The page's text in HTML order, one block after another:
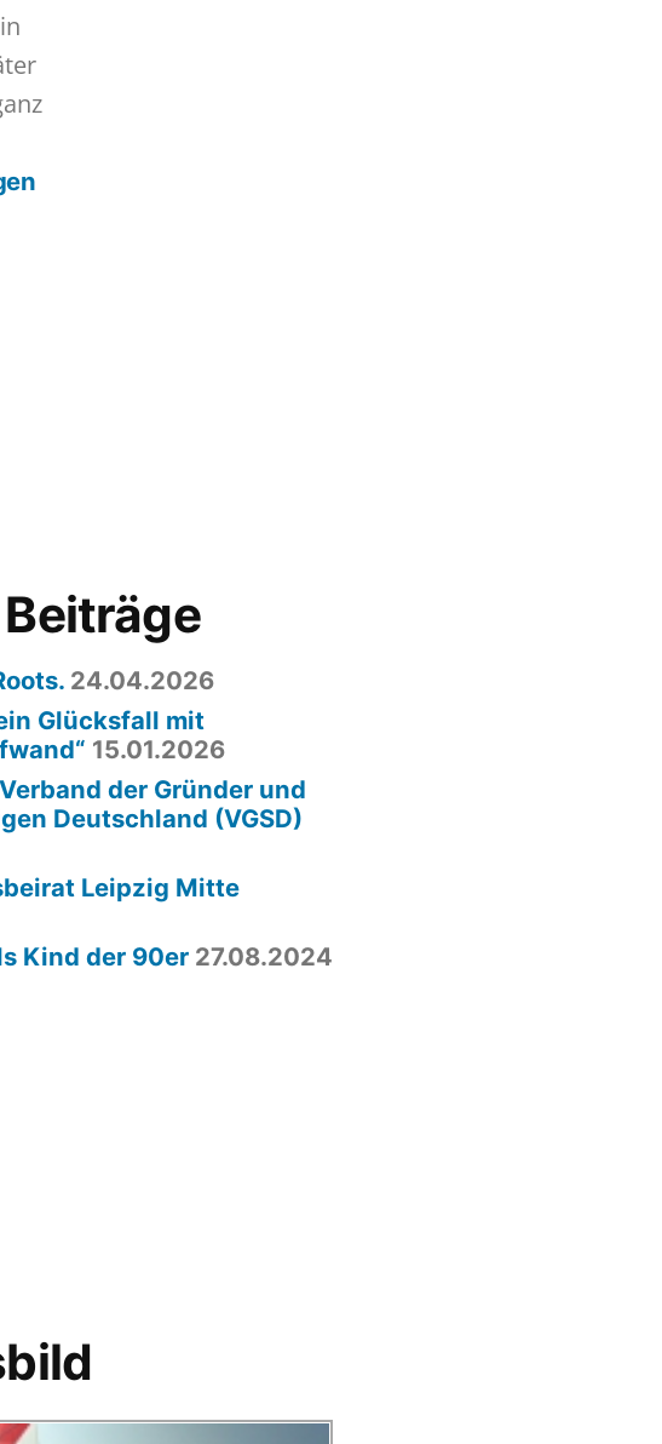
24.04.2026
Glücksfall mit
15.01.2026
der Gründer und
Deutschland (VGSD)
Leipzig Mitte
Kind der 90er 27.08.2024